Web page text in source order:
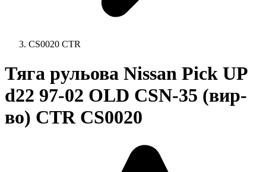
CS0020 CTR
Тяга рульова Nissan Pick UP
d22 97-02 OLD CSN-35 (вир-
во) CTR CS0020